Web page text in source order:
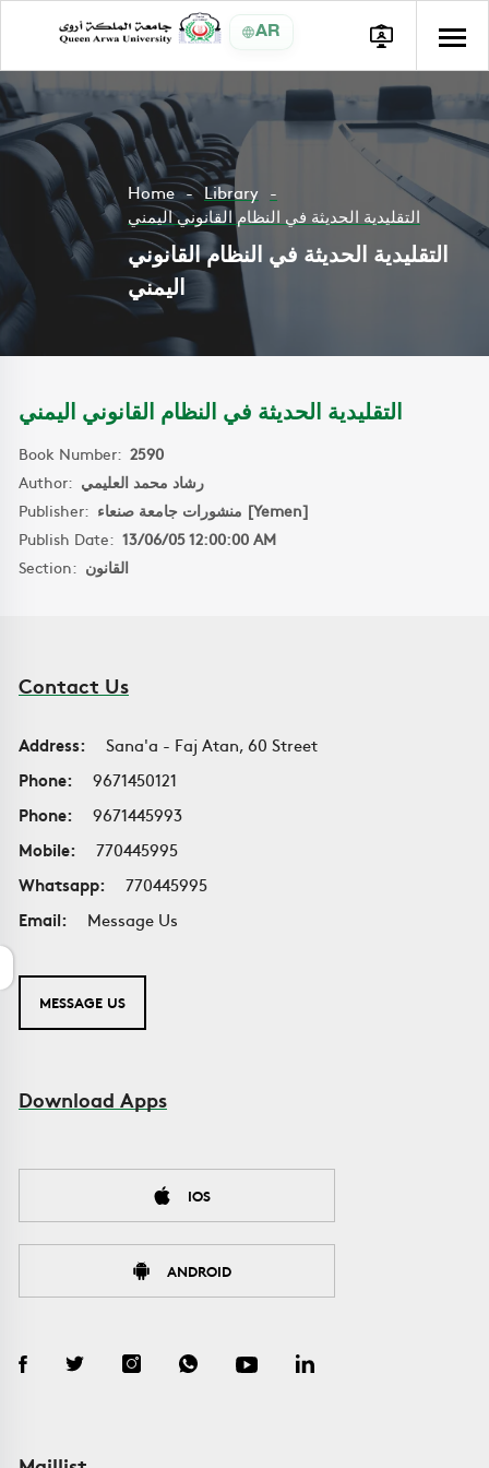
AR
Home
Library
التقليدية الحديثة في النظام القانوني اليمني
التقليدية الحديثة في النظام القانوني
اليمني
التقليدية الحديثة في النظام القانوني اليمني
Book Number: 2590
Author: رشاد محمد العليمي
Publisher:
منشورات جامعة صنعاء [Yemen]
Publish Date: 13/06/05 12:00:00 AM
Section: القانون
Contact Us
Address:
Sana'a - Faj Atan, 60 Street
Phone:
9671450121
Phone:
9671445993
Mobile:
770445995
Whatsapp:
770445995
Email:
Message Us
MESSAGE US
Download Apps
IOS
ANDROID